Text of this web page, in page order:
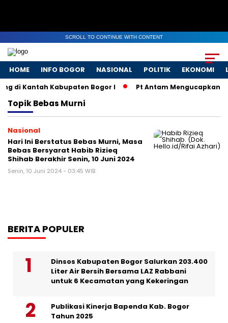
SCROLL TO CONTINUE WITH CONTENT
HOME INFO BOGOR NASIONAL POLITIK EKONOMI
di Kantah Kabupaten Bogor I Pt Antam Mengucapkan
TopikBebas Murni
Nasional
Hari Ini Berstatus Bebas Murni, Masa
Bebas Bersyarat Habib Rizieq
Shihab Berakhir Senin, 10 Juni 2024
Senin, 10 Juni 2024 - 03:45 WIB
BERITA POPULER
Dinsos Kabupaten Bogor Salurkan 203.400
Liter Air Bersih Bersama LAZ Rabbani
untuk 6 Kecamatan yang Kekeringan
Publikasi Kinerja Bapenda Kab. Bogor
Tahun 2025